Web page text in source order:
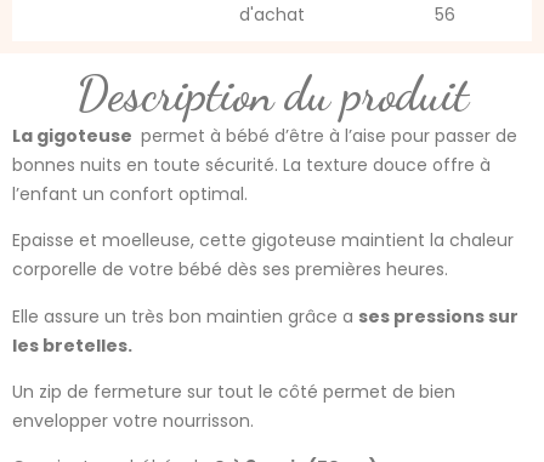
d'achat
56
Description du produit
La gigoteuse permet à bébé d’être à l’aise pour passer de
bonnes nuits en toute sécurité. La texture douce offre à
l’enfant un confort optimal.
Epaisse et moelleuse, cette gigoteuse maintient la chaleur
corporelle de votre bébé dès ses premières heures.
Elle assure un très bon maintien grâce a ses pressions sur
les bretelles.
Un zip de fermeture sur tout le côté permet de bien
envelopper votre nourrisson.